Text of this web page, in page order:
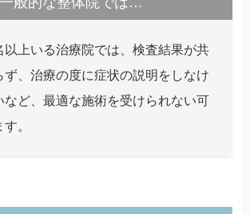
以上いる治療院では、検査結果が共
ず、治療の度に症状の説明をしなけ
など、最適な施術を受けられない可
。